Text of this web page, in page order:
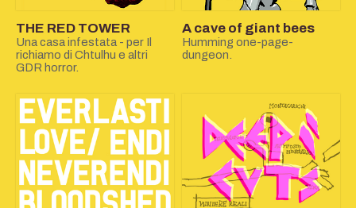
THE RED TOWER
Una casa infestata - per Il
richiamo di Chtulhu e altri
GDR horror.
A cave of giant bees
Humming one-page-
dungeon.